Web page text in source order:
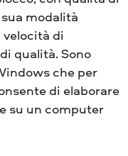
modalità
di
qualità. Sono
che per
di elaborare
su un computer